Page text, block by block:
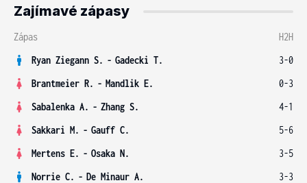
Zajímavé zápasy
Zápas
H2H
Ryan Ziegann S. - Gadecki T.
3-0
Brantmeier R. - Mandlik E.
0-3
Sabalenka A. - Zhang S.
4-1
Sakkari M. - Gauff C.
5-6
Mertens E. - Osaka N.
3-5
Norrie C. - De Minaur A. 3-3